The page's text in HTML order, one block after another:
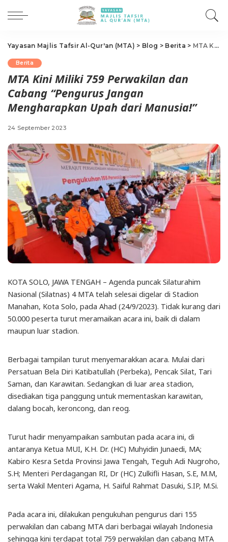
Yayasan Majlis Tafsir Al-Qur'an (MTA) > Blog > Berita > MTA Kini Miliki 759 Perwakilan dan Cabang “Pengurus Jangan Mengharapkan Upah dari Manusia!”
Berita
MTA Kini Miliki 759 Perwakilan dan
Cabang “Pengurus Jangan
Mengharapkan Upah dari Manusia!”
24 September 2023
KOTA SOLO, JAWA TENGAH – Agenda puncak Silaturahim
Nasional (Silatnas) 4 MTA telah selesai digelar di Stadion
Manahan, Kota Solo, pada Ahad (24/9/2023). Tidak kurang dari
50.000 peserta turut meramaikan acara ini, baik di dalam
maupun luar stadion.
Berbagai tampilan turut menyemarakkan acara. Mulai dari
Persatuan Bela Diri Katibatullah (Perbeka), Pencak Silat, Tari
Saman, dan Karawitan. Sedangkan di luar area stadion,
disediakan tiga panggung untuk mementaskan karawitan,
dalang bocah, keroncong, dan reog.
Turut hadir menyampaikan sambutan pada acara ini, di
antaranya Ketua MUI, K.H. Dr. (HC) Muhyidin Junaedi, MA;
Kabiro Kesra Setda Provinsi Jawa Tengah, Teguh Adi Nugroho,
S.H; Menteri Perdagangan RI, Dr (HC) Zulkifli Hasan, S.E, M.M,
serta Wakil Menteri Agama, H. Saiful Rahmat Dasuki, S.IP, M.Si.
Pada acara ini, dilakukan pengukuhan pengurus dari 155
perwakilan dan cabang MTA dari berbagai wilayah Indonesia
sehingga kini terdapat total 759 perwakilan dan cabang MTA